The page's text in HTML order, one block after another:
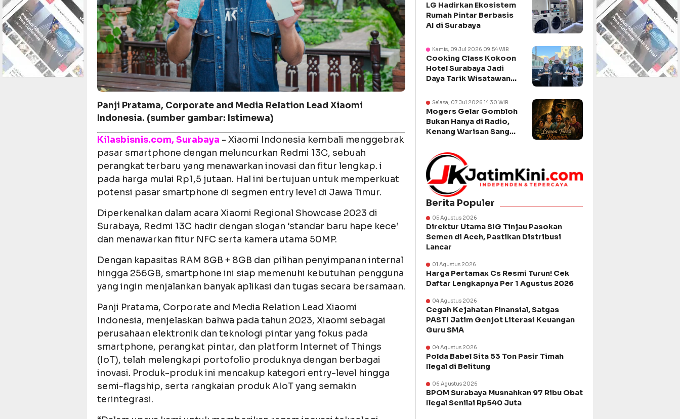
Panji Pratama, Corporate and Media Relation Lead Xiaomi
Indonesia. (sumber gambar: Istimewa)
Kilasbisnis.com,Surabaya - Xiaomi Indonesia kembali menggebrak
pasar smartphone dengan meluncurkan Redmi 13C, sebuah
perangkat terbaru yang menawarkan inovasi dan fitur lengkap. i
pada harga mulai Rp1,5 jutaan. Hal ini bertujuan untuk memperkuat
potensi pasar smartphone di segmen entry level di Jawa Timur.
Diperkenalkan dalam acara Xiaomi Regional Showcase 2023 di
Surabaya, Redmi 13C hadir dengan slogan ‘standar baru hape kece’
dan menawarkan fitur NFC serta kamera utama 50MP.
Dengan kapasitas RAM 8GB + 8GB dan pilihan penyimpanan internal
hingga 256GB, smartphone ini siap memenuhi kebutuhan pengguna
yang ingin menjalankan banyak aplikasi dan tugas secara bersamaan.
Panji Pratama, Corporate and Media Relation Lead Xiaomi
Indonesia, menjelaskan bahwa pada tahun 2023, Xiaomi sebagai
perusahaan elektronik dan teknologi pintar yang fokus pada
smartphone, perangkat pintar, dan platform Internet of Things
(IoT), telah melengkapi portofolio produknya dengan berbagai
inovasi. Produk-produk ini mencakup kategori entry-level hingga
semi-flagship, serta rangkaian produk AIoT yang semakin
terintegrasi.
LG Hadirkan Ekosistem
Rumah Pintar Berbasis
AI di Surabaya
Kamis, 09 Jul 2026 09:54 WIB
Cooking Class Kokoon
Hotel Surabaya Jadi
Daya Tarik Wisatawan
Selasa, 07 Jul 2026 14:30 WIB
Mogers Gelar Gombloh
Bukan Hanya di Radio,
Kenang Warisan Sang
Berita Populer
05 Agustus 2026
Direktur Utama SIG Tinjau Pasokan
Semen di Aceh, Pastikan Distribusi
Lancar
01 Agustus 2026
Harga Pertamax Cs Resmi Turun! Cek
Daftar Lengkapnya Per 1 Agustus 2026
04 Agustus 2026
Cegah Kejahatan Finansial, Satgas
PASTI Jatim Genjot Literasi Keuangan
Guru SMA
04 Agustus 2026
Polda Babel Sita 53 Ton Pasir Timah
Ilegal di Belitung
06 Agustus 2026
BPOM Surabaya Musnahkan 97 Ribu Obat
Ilegal Senilai Rp540 Juta